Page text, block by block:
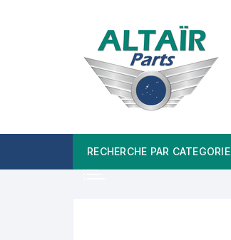
RECHERCHE PAR CATEGORIE